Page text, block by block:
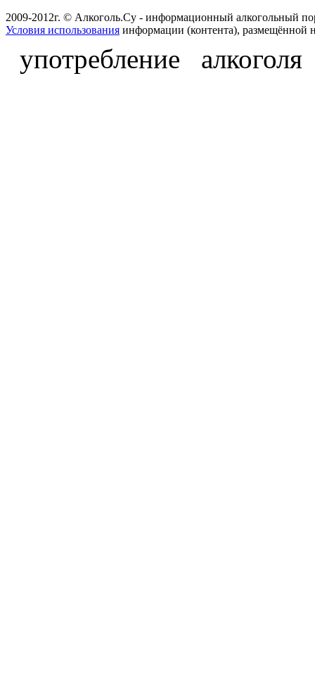
2009-2012г. © Алкоголь.Су - информационный алкогольный
Условия использования информации (контента), размещённой
употребление